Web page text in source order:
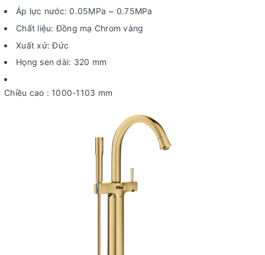
Áp lực nước: 0.05MPa ~ 0.75MPa
Chất liệu: Đồng mạ Chrom vàng
Xuất xứ: Đức
Họng sen dài: 320 mm
Chiều cao : 1000-1103 mm